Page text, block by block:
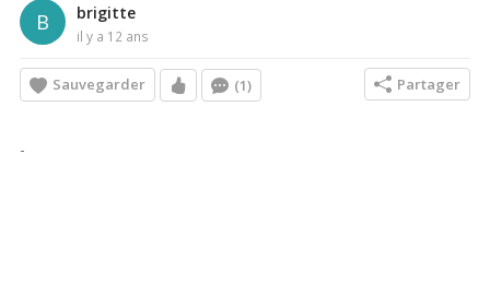
B brigitte
il y a 12 ans
Sauvegarder (1) Partager
-